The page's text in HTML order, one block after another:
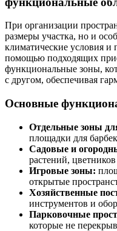
При организации
размеры участка, но и
климатические условия и
помощью подходящих
функциональные зоны,
с другом, обеспечивая
Основные
Отдельные зоны
площадки для
Садовые и
растений,
Игровые зоны:
открытые
Хозяйственные
инструментов и
Парковочные
которые не